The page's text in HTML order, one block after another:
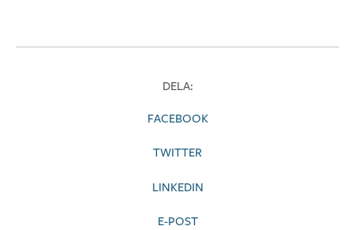
DELA:
FACEBOOK
TWITTER
LINKEDIN
E-POST